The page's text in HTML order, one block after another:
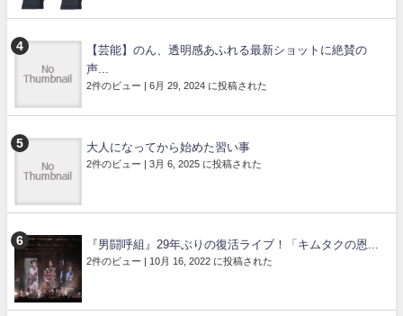
【芸能】のん、透明感あふれる最新ショットに絶賛の
声...
2件のビュー 6月 29, 2024 に投稿された
大人になってから始めた習い事
2件のビュー 3月 6, 2025 に投稿された
『男闘呼組』29年ぶりの復活ライブ！「キムタクの恩...
2件のビュー 10月 16, 2022 に投稿された